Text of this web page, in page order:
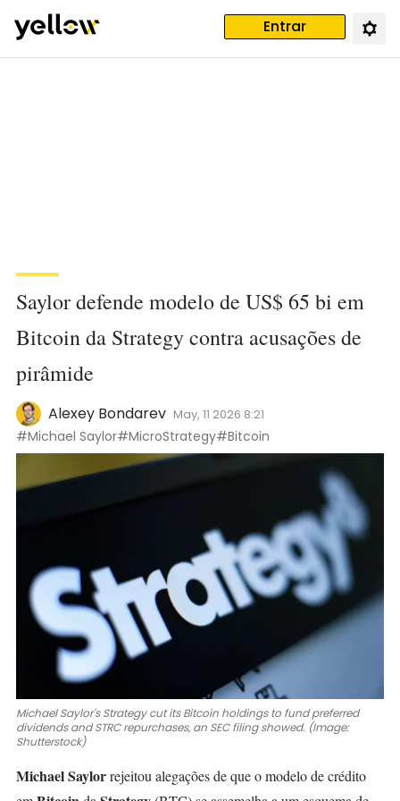
Entrar
Saylor defende modelo de US$ 65 bi em
Bitcoin da Strategy contra acusações de
pirâmide
Alexey Bondarev May, 11 2026 8:21
#Michael Saylor#MicroStrategy#Bitcoin
Michael Saylor's Strategy cut its Bitcoin holdings to fund preferred
dividends and STRC repurchases, an SEC filing showed. (Image:
Shutterstock)
Michael Saylorrejeitou alegações de que o modelo de crédito